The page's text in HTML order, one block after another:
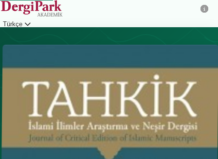
Türkçe